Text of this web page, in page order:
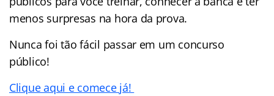
menos surpresas na hora da prova.
Nunca foi tão fácil passar em um concurso
público!
Clique aqui e comece já!